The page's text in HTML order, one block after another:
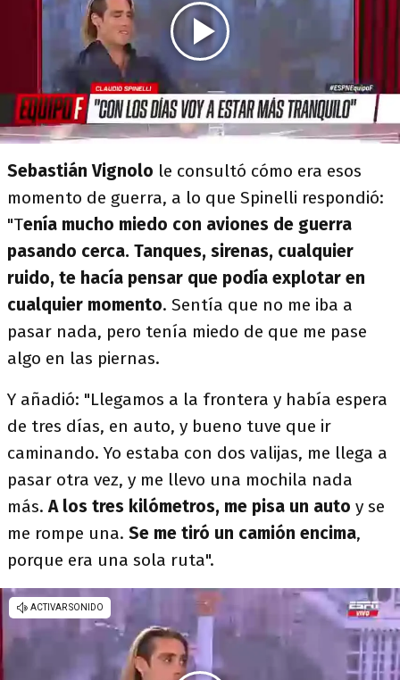
Sebastián Vignolo le consultó cómo era esos
momento de guerra, a lo que Spinelli respondió:
"Tenía mucho miedo con aviones de guerra
pasando cerca. Tanques, sirenas, cualquier
ruido, te hacía pensar que podía explotar en
cualquier momento. Sentía que no me iba a
pasar nada, pero tenía miedo de que me pase
algo en las piernas.
Y añadió: "Llegamos a la frontera y había espera
de tres días, en auto, y bueno tuve que ir
caminando. Yo estaba con dos valijas, me llega a
pasar otra vez, y me llevo una mochila nada
más.A los tres kilómetros, me pisa un auto y se
me rompe una. Se me tiró un camión encima,
porque era una sola ruta".